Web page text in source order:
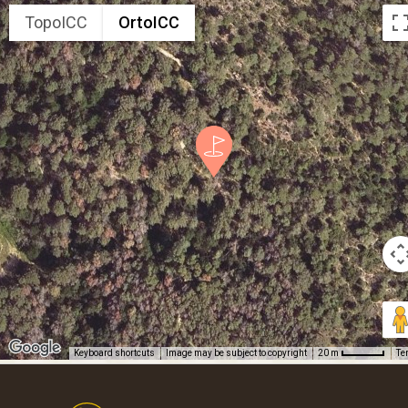
TopoICC OrtoICC
Keyboard shortcuts Image may be subject to copyright 20 m